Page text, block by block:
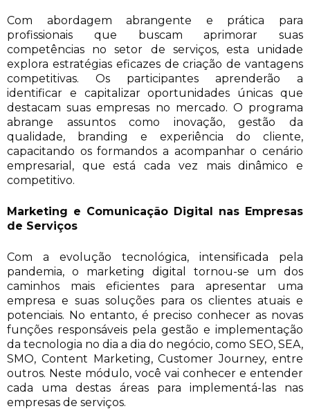
Com abordagem abrangente e prática para
profissionais que buscam aprimorar suas
competências no setor de serviços, esta unidade
explora estratégias eficazes de criação de vantagens
competitivas. Os participantes aprenderão a
identificar e capitalizar oportunidades únicas que
destacam suas empresas no mercado. O programa
abrange assuntos como inovação, gestão da
qualidade, branding e experiência do cliente,
capacitando os formandos a acompanhar o cenário
empresarial, que está cada vez mais dinâmico e
competitivo.
Marketing e Comunicação Digital nas Empresas
de Serviços
Com a evolução tecnológica, intensificada pela
pandemia, o marketing digital tornou-se um dos
caminhos mais eficientes para apresentar uma
empresa e suas soluções para os clientes atuais e
potenciais. No entanto, é preciso conhecer as novas
funções responsáveis pela gestão e implementação
da tecnologia no dia a dia do negócio, como SEO, SEA,
SMO, Content Marketing, Customer Journey, entre
outros. Neste módulo, você vai conhecer e entender
cada uma destas áreas para implementá-las nas
empresas de serviços.